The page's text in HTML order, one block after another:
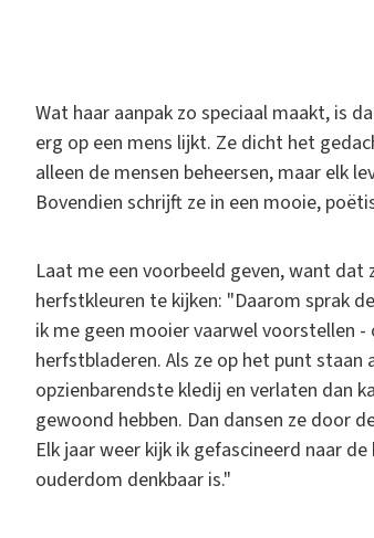
Wat haar aanpak zo speciaal maakt, is
erg op een mens lijkt. Ze dicht het
alleen de mensen beheersen, maar elk
Bovendien schrijft ze in een mooie,
Laat me een voorbeeld geven, want dat
herfstkleuren te kijken: "Daarom sprak
ik me geen mooier vaarwel voorstellen
herfstbladeren. Als ze op het punt staan
opzienbarendste kledij en verlaten dan
gewoond hebben. Dan dansen ze door
Elk jaar weer kijk ik gefascineerd naar
ouderdom denkbaar is."